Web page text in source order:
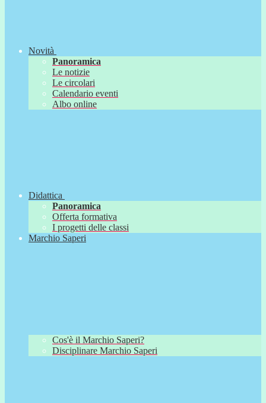
Novità
Panoramica
Le notizie
Le circolari
Calendario eventi
Albo online
Didattica
Panoramica
Offerta formativa
I progetti delle classi
Marchio Saperi
Cos'è il Marchio Saperi?
Disciplinare Marchio Saperi